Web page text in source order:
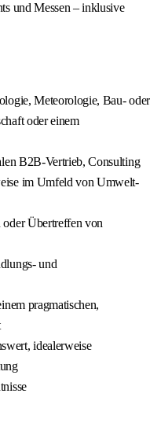
und Messen – inklusive
Meteorologie, Bau- oder
oder einem
B2B-Vertrieb, Consulting
im Umfeld von Umwelt-
Übertreffen von
und
pragmatischen,
idealerweise